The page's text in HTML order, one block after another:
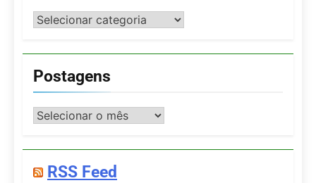
Categorias
Postagens
Postagens
RSS Feed